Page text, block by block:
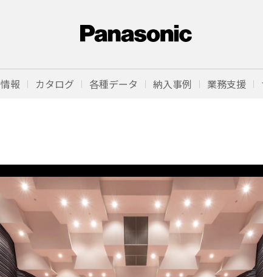
報 カタログ 各種データ 納入事例 業務支援